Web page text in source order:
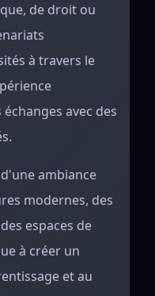
de droit ou
à travers le
avec des
ambiance
modernes, des
espaces de
à créer un
et au